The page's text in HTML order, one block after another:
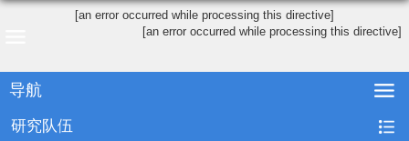
[an error occurred while processing this directive]
[an error occurred while processing this directive]
导航
研究队伍